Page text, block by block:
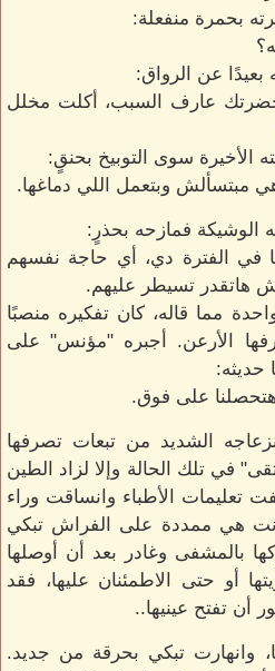
بحمرة منفعلة:
عن الرواق:
عارف السبب، أكلت مخلل
الأخيرة سوى التوبيخ بحنقٍ:
مبتسألش وبتعمل اللي دماغها.
الوشيكة فمازحه بحذرٍ:
في الفترة دي، أي حاجة نفسهم
هاتقدر تسيطر عليهم.
مما قاله، كان تفكيره منصبًا
الأرعن. أجبره "مؤنس" على
حديثه:
هتحصلنا على فوق.
الشديد من تبعات تصرفها
في تلك الحالة وإلا لزاد الطين
تعليمات الأطباء وانساقت وراء
هي ممددة على الفراش تبكي
بالمشفى وغادر بعد أن أوصلها
أو حتى الاطمئنان عليها، فقد
أن تفتح عينيها..
وانهارت تبكي بحرقة من جديد.